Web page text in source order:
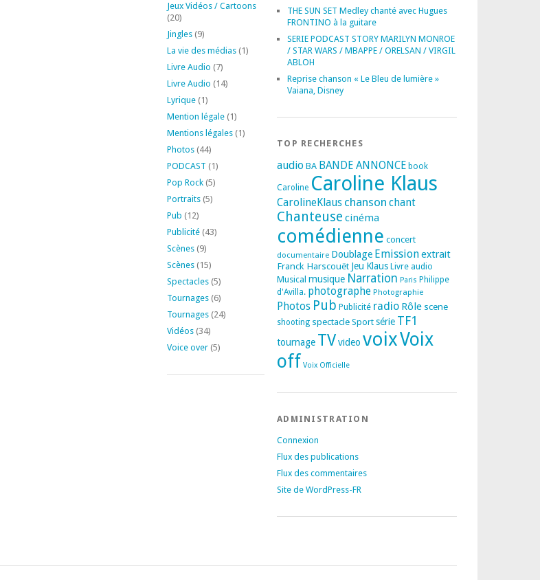
Jeux Vidéos / Cartoons
(20)
Jingles(9)
La vie des médias(1)
Livre Audio (7)
Livre Audio (14)
Lyrique(1)
Mention légale(1)
Mentions légales(1)
Photos(44)
PODCAST (1)
Pop Rock(5)
Portraits(5)
Pub (12)
Publicité(43)
Scènes(9)
Scènes(15)
Spectacles(5)
Tournages(6)
Tournages(24)
Vidéos(34)
Voice over(5)
THE SUN SET Medley chanté avec Hugues
FRONTINO à la guitare
SERIE PODCAST STORY MARILYN MONROE
/ STAR WARS / MBAPPE / ORELSAN / VIRGIL
ABLOH
Reprise chanson « Le Bleu de lumière »
Vaiana, Disney
TOP RECHERCHES
audio BA BANDE ANNONCE book
Caroline Caroline Klaus
CarolineKlaus chanson chant
Chanteuse cinéma
comédienne concert
documentaire Doublage Emissionextrait
Franck Harscouët Jeu Klaus Livre audio
Musical musique Narration Paris Philippe
d'Avilla. photographe Photographie
Photos Pub Publicité radio Rôle scene
shooting spectacle Sport série TF1
tournage TVvideo voixVoix
off Voix Officielle
ADMINISTRATION
Connexion
Flux des publications
Flux des commentaires
Site de WordPress-FR